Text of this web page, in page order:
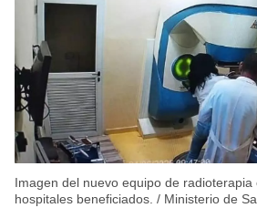
Imagen del nuevo equipo de radioterapia
hospitales beneficiados. / Ministerio de